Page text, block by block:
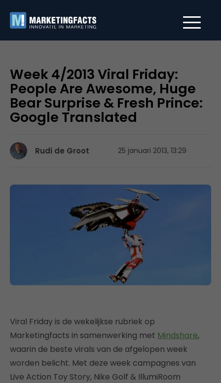
Week 4/2013 Viral Friday:
People Are Awesome, Huge
Bear Surprise & Fresh Prince:
Google Translated
Rudi de Groot 25 januari 2013, 13:29
Viral Friday is de wekelijkse rubriek op
Marketingfacts in samenwerking met Mindshare,
waarin de beste virals van de afgelopen week
worden belicht. Met deze week campagnes van
Live Action Toy Story, Nike Golf & IllumiRoom